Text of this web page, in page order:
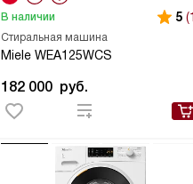
Стиральная машина
Miele WEA125WCS
В наличии 5
182 000 руб.